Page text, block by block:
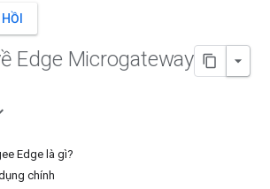
Edge Microgateway
Edge là gì?
chính